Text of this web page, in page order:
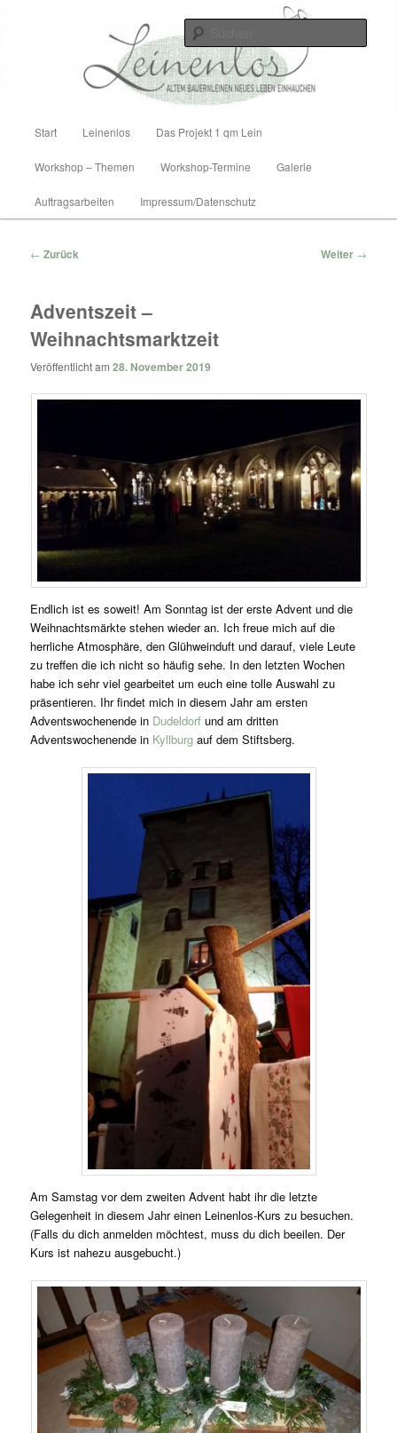
Leinenlos
Start Leinenlos Das Projekt 1 qm Lein
Workshop – Themen Workshop-Termine Galerie
Auftragsarbeiten Impressum/Datenschutz
Beitragsnavigation
← Zurück Weiter →
Adventszeit –
Weihnachtsmarktzeit
Veröffentlicht am28. November 2019
Endlich ist es soweit! Am Sonntag ist der erste Advent und die
Weihnachtsmärkte stehen wieder an. Ich freue mich auf die
herrliche Atmosphäre, den Glühweinduft und darauf, viele Leute
zu treffen die ich nicht so häufig sehe. In den letzten Wochen
habe ich sehr viel gearbeitet um euch eine tolle Auswahl zu
präsentieren. Ihr findet mich in diesem Jahr am ersten
Adventswochenende in Dudeldorf und am dritten
Adventswochenende in Kyllburg auf dem Stiftsberg.
Am Samstag vor dem zweiten Advent habt ihr die letzte
Gelegenheit in diesem Jahr einen Leinenlos-Kurs zu besuchen.
(Falls du dich anmelden möchtest, muss du dich beeilen. Der
Kurs ist nahezu ausgebucht.)